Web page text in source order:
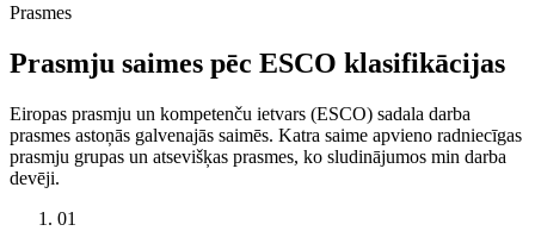
Prasmes
Prasmju saimes pēc ESCO klasifikācijas
Eiropas prasmju un kompetenču ietvars (ESCO) sadala darba
prasmes astoņās galvenajās saimēs. Katra saime apvieno radniecīgas
prasmju grupas un atsevišķas prasmes, ko sludinājumos min darba
devēji.
01